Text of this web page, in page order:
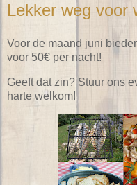
Lekker weg voor
Voor de maand juni
voor 50€ per nacht!
Geeft dat zin? Stuur ons
harte welkom!